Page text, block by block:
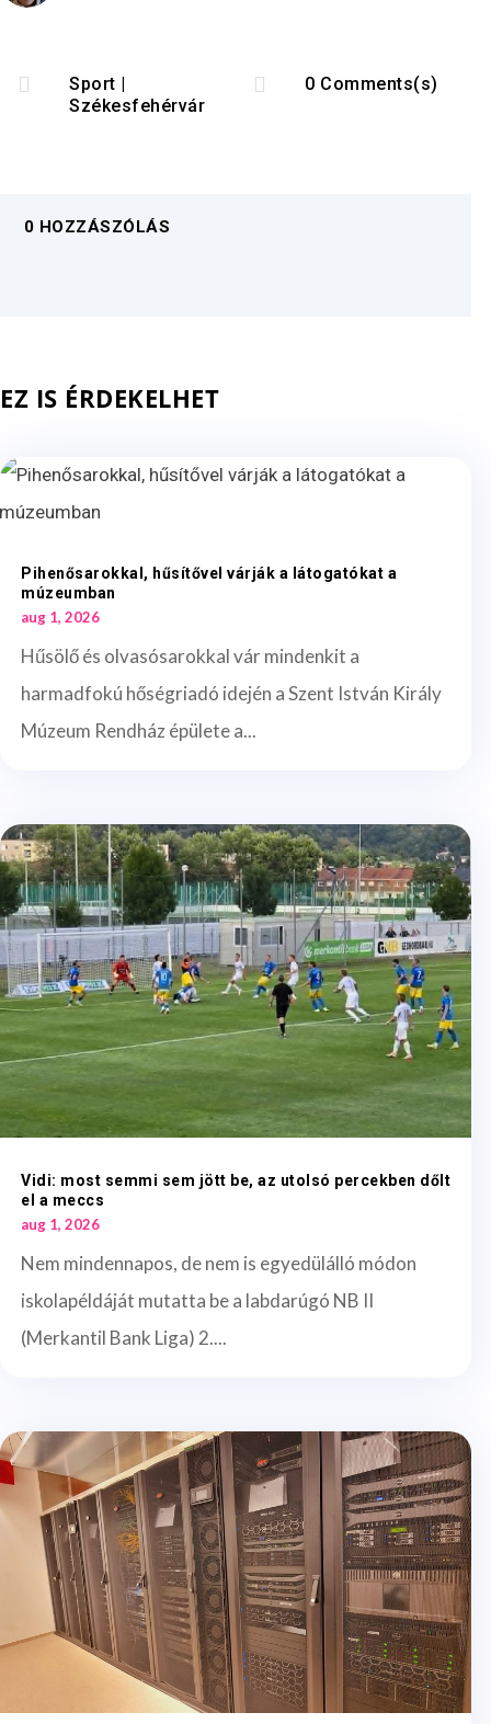
 Sport |
Székesfehérvár
 0 Comments(s)
0 HOZZÁSZÓLÁS
EZ IS ÉRDEKELHET
Pihenősarokkal, hűsítővel várják a látogatókat a
múzeumban
aug 1, 2026
Hűsölő és olvasósarokkal vár mindenkit a
harmadfokú hőségriadó idején a Szent István Király
Múzeum Rendház épülete a...
Vidi: most semmi sem jött be, az utolsó percekben dőlt
el a meccs
aug 1, 2026
Nem mindennapos, de nem is egyedülálló módon
iskolapéldáját mutatta be a labdarúgó NB II
(Merkantil Bank Liga) 2....